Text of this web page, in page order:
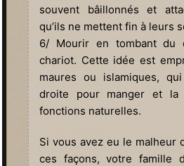
souvent bâillonnés et
qu’ils ne mettent fin à leurs
6/ Mourir en tombant du
chariot. Cette idée est
maures ou islamiques,
droite pour manger et la
fonctions naturelles.
Si vous avez eu le malheur
ces façons, votre famille